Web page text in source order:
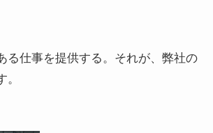
る仕事を提供する。それが、弊社の